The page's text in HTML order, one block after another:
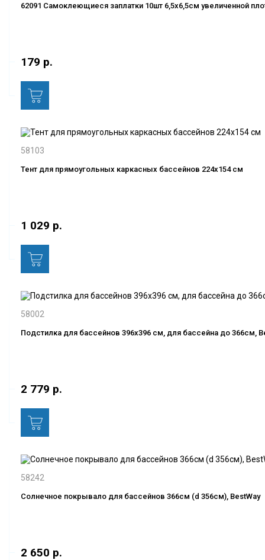
62091 Самоклеющиеся заплатки 10шт 6,5х6,5см увеличенной
179 р.
58103
Тент для прямоугольных каркасных бассейнов 224х154 см
1 029 р.
58002
Подстилка для бассейнов 396х396 см, для бассейна до 366см,
2 779 р.
58242
Солнечное покрывало для бассейнов 366см (d 356см), BestWay
2 650 р.